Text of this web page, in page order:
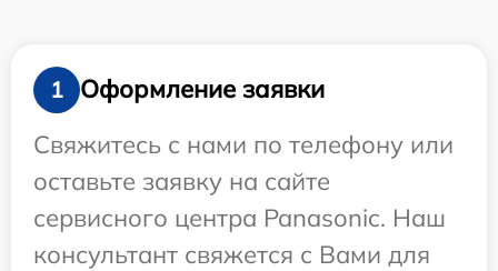
1
Оформление заявки
Свяжитесь с нами по телефону или
оставьте заявку на сайте
сервисного центра Panasonic. Наш
консультант свяжется с Вами для